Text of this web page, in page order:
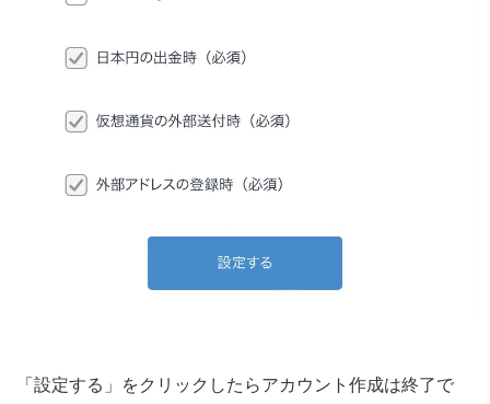
「設定する」をクリックしたらアカウント作成は終了で